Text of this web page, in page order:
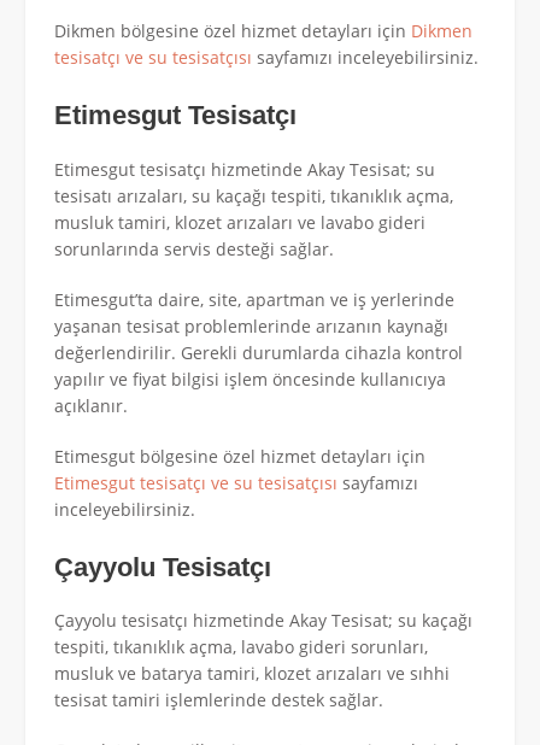
Dikmen bölgesine özel hizmet detayları için Dikmen
tesisatçı ve su tesisatçısı sayfamızı inceleyebilirsiniz.
Etimesgut Tesisatçı
Etimesgut tesisatçı hizmetinde Akay Tesisat; su
tesisatı arızaları, su kaçağı tespiti, tıkanıklık açma,
musluk tamiri, klozet arızaları ve lavabo gideri
sorunlarında servis desteği sağlar.
Etimesgut’ta daire, site, apartman ve iş yerlerinde
yaşanan tesisat problemlerinde arızanın kaynağı
değerlendirilir. Gerekli durumlarda cihazla kontrol
yapılır ve fiyat bilgisi işlem öncesinde kullanıcıya
açıklanır.
Etimesgut bölgesine özel hizmet detayları için
Etimesgut tesisatçı ve su tesisatçısı sayfamızı
inceleyebilirsiniz.
Çayyolu Tesisatçı
Çayyolu tesisatçı hizmetinde Akay Tesisat; su kaçağı
tespiti, tıkanıklık açma, lavabo gideri sorunları,
musluk ve batarya tamiri, klozet arızaları ve sıhhi
tesisat tamiri işlemlerinde destek sağlar.